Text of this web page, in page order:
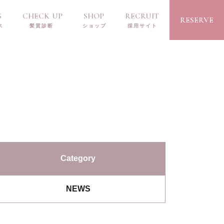
CHECK UP SHOP RECRUIT RESERVE
Category
NEWS